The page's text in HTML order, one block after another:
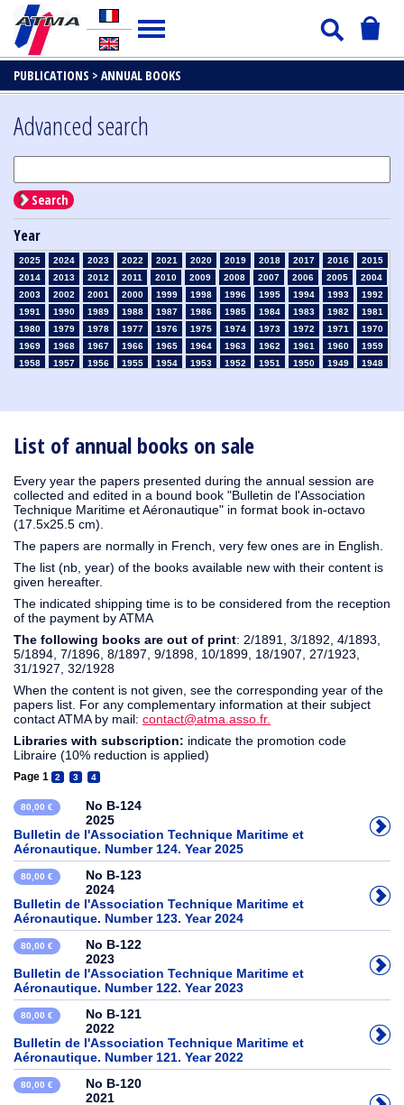
PUBLICATIONS > ANNUAL BOOKS
List of annual books on sale
Every year the papers presented during the annual session are
collected and edited in a bound book "Bulletin de l'Association
Technique Maritime et Aéronautique" in format book in-octavo
(17.5x25.5 cm).
The papers are normally in French, very few ones are in English.
The list (nb, year) of the books available new with their content is
given hereafter.
The indicated shipping time is to be considered from the reception
of the payment by ATMA
The following books are out of print: 2/1891, 3/1892, 4/1893,
5/1894, 7/1896, 8/1897, 9/1898, 10/1899, 18/1907, 27/1923,
31/1927, 32/1928
When the content is not given, see the corresponding year of the
papers list. For any complementary information at their subject
contact ATMA by mail: contact@atma.asso.fr.
Libraries with subscription: indicate the promotion code
Libraire (10% reduction is applied)
Page 1 2 3 4
80,00 €
No B-124
2025
Bulletin de l'Association Technique Maritime et
Aéronautique. Number 124. Year 2025
80,00 €
No B-123
2024
Bulletin de l'Association Technique Maritime et
Aéronautique. Number 123. Year 2024
80,00 €
No B-122
2023
Bulletin de l'Association Technique Maritime et
Aéronautique. Number 122. Year 2023
80,00 €
No B-121
2022
Bulletin de l'Association Technique Maritime et
Aéronautique. Number 121. Year 2022
80,00 €
No B-120
2021
Advanced search
Search
Year
2025 2024 2023 2022 2021 2020 2019 2018 2017 2016
2015
2014
2013 2012 2011 2010 2009 2008 2007 2006 2005
2004
2003
2002 2001 2000 1999 1998 1996 1995 1994 1993
1992
1991
1990 1989 1988 1987 1986 1985 1984 1983 1982
1981
1980
1979 1978 1977 1976 1975 1974 1973 1972 1971
1970
1969
1968 1967 1966 1965 1964 1963 1962 1961 1960
1959
1958
1957 1956 1955 1954 1953 1952 1951 1950 1949
1948
1910
1909 1908 1906 1905 1904 1903 1902 1901 1900
1895